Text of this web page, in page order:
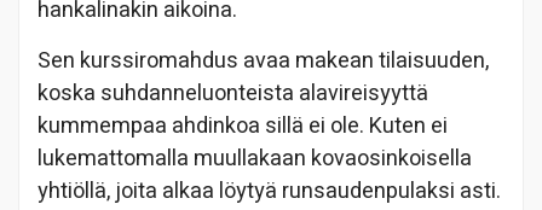
hankalinakin aikoina.
Sen kurssiromahdus avaa makean tilaisuuden,
koska suhdanneluonteista alavireisyyttä
kummempaa ahdinkoa sillä ei ole. Kuten ei
lukemattomalla muullakaan kovaosinkoisella
yhtiöllä, joita alkaa löytyä runsaudenpulaksi asti.